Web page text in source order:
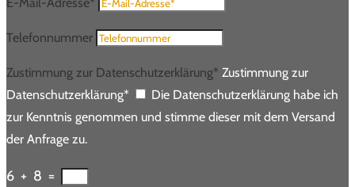
Telefonnummer
Zustimmung zur Datenschutzerklärung* Zustimmung zur
Datenschutzerklärung*
Die Datenschutzerklärung habe ich
zur Kenntnis genommen und stimme dieser mit dem Versand
der Anfrage zu.
6 + 8 =